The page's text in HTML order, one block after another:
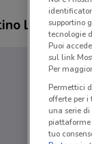
Linearsupportino
tecnologie
Puoi
sul link
Per
Permettici
offerte per
una serie
piattaforme
tuo